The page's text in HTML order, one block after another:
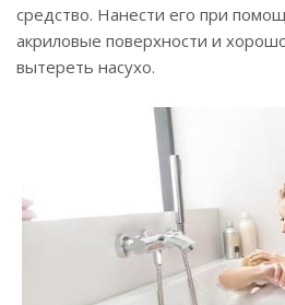
средство. Нанести его при
акриловые поверхности и
вытереть насухо.